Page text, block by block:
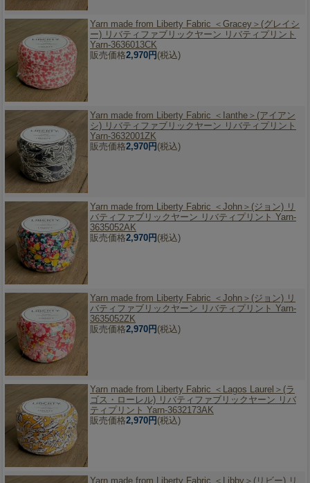
Yarn made from Liberty Fabric ＜Gracey＞(グレイシ
ー) リバティファブリックヤーン リバティプリント
Yarn-3636013CK
販売価格2,970円 (税込)
Yarn made from Liberty Fabric ＜Ianthe＞(アイアン
シ) リバティファブリックヤーン リバティプリント
Yarn-3632001ZK
販売価格2,970円 (税込)
Yarn made from Liberty Fabric ＜John＞(ジョン) リ
バティファブリックヤーン リバティプリント Yarn-
3635052AK
販売価格2,970円 (税込)
Yarn made from Liberty Fabric ＜John＞(ジョン) リ
バティファブリックヤーン リバティプリント Yarn-
3635052ZK
販売価格2,970円 (税込)
Yarn made from Liberty Fabric ＜Lagos Laurel＞(ラ
ゴス・ローレル) リバティファブリックヤーン リバ
ティプリント Yarn-3632173AK
販売価格2,970円 (税込)
Yarn made from Liberty Fabric ＜Libby＞(リビー) リ